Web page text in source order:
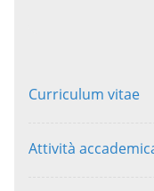
Curriculum vitae
Attività